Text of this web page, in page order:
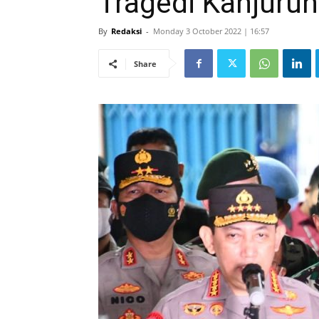
By Redaksi - Monday 3 October 2022 | 16:57
Share